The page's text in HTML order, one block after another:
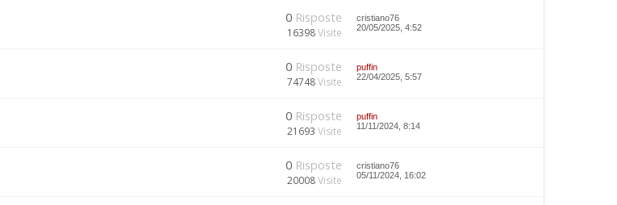
0 Risposte
16398Visite
cristiano76
20/05/2025, 4:52
0 Risposte
74748Visite
puffin
22/04/2025, 5:57
0 Risposte
21693 Visite
puffin
11/11/2024, 8:14
0 Risposte
20008Visite
cristiano76
05/11/2024, 16:02